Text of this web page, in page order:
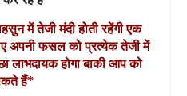
में तेजी मंदी होती रहेंगी एक
अपनी फसल को प्रत्येक तेजी में
लाभदायक होगा बाकी आप को
हैं*